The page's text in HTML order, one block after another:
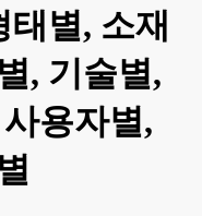
태별, 소재
, 기술별,
용자별,